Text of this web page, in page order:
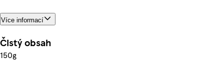
Více informací
Čistý obsah
150g